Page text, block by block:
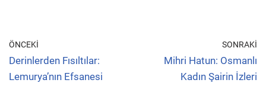
ÖNCEKI
Derinlerden Fısıltılar:
Lemurya’nın Efsanesi
SONRAKI
Mihri Hatun: Osmanlı
Kadın Şairin İzleri